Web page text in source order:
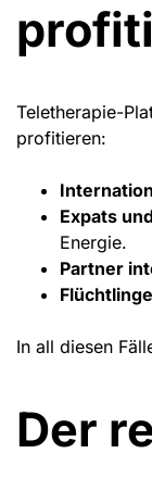
Teletherapie-
profitieren:
Expats
Energie.
Partner
In all diesen
Der